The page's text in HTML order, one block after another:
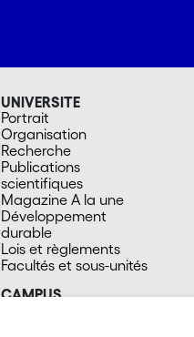
UNIVERSITE
Portrait
Organisation
Recherche
Publications
scientifiques
Magazine A la une
Développement
durable
Lois et règlements
Facultés et sous-unités
CAMPUS